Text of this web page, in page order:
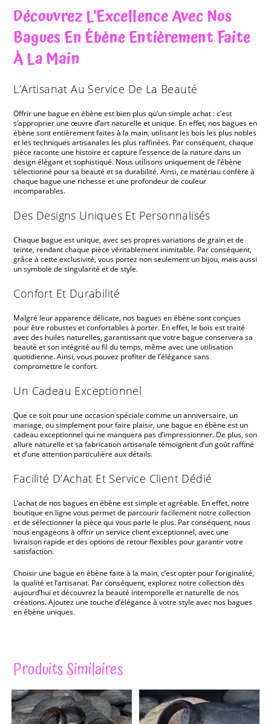
Découvrez L’Excellence Avec Nos
Bagues En Ébène Entièrement Faite
À La Main
L’Artisanat Au Service De La Beauté
Offrir une bague en ébène est bien plus qu’un simple achat : c’est
s’approprier une œuvre d’art naturelle et unique. En effet, nos bagues en
ébène sont entièrement faites à la main, utilisant les bois les plus nobles
et les techniques artisanales les plus raffinées. Par conséquent, chaque
pièce raconte une histoire et capture l’essence de la nature dans un
design élégant et sophistiqué. Nous utilisons uniquement de l’ébène
sélectionné pour sa beauté et sa durabilité. Ainsi, ce matériau confère à
chaque bague une richesse et une profondeur de couleur
incomparables.
Des Designs Uniques Et Personnalisés
Chaque bague est unique, avec ses propres variations de grain et de
teinte, rendant chaque pièce véritablement inimitable. Par conséquent,
grâce à cette exclusivité, vous portez non seulement un bijou, mais aussi
un symbole de singularité et de style.
Confort Et Durabilité
Malgré leur apparence délicate, nos bagues en ébène sont conçues
pour être robustes et confortables à porter. En effet, le bois est traité
avec des huiles naturelles, garantissant que votre bague conservera sa
beauté et son intégrité au fil du temps, même avec une utilisation
quotidienne. Ainsi, vous pouvez profiter de l’élégance sans
compromettre le confort.
Un Cadeau Exceptionnel
Que ce soit pour une occasion spéciale comme un anniversaire, un
mariage, ou simplement pour faire plaisir, une bague en ébène est un
cadeau exceptionnel qui ne manquera pas d’impressionner. De plus, son
allure naturelle et sa fabrication artisanale témoignent d’un goût raffiné
et d’une attention particulière aux détails.
Facilité D’Achat Et Service Client Dédié
L’achat de nos bagues en ébène est simple et agréable. En effet, notre
boutique en ligne vous permet de parcourir facilement notre collection
et de sélectionner la pièce qui vous parle le plus. Par conséquent, nous
nous engageons à offrir un service client exceptionnel, avec une
livraison rapide et des options de retour flexibles pour garantir votre
satisfaction.
Choisir une bague en ébène faite à la main, c’est opter pour l’originalité,
la qualité et l’artisanat. Par conséquent, explorez notre collection dès
aujourd’hui et découvrez la beauté intemporelle et naturelle de nos
créations. Ajoutez une touche d’élégance à votre style avec nos bagues
en ébène uniques.
Produits Similaires